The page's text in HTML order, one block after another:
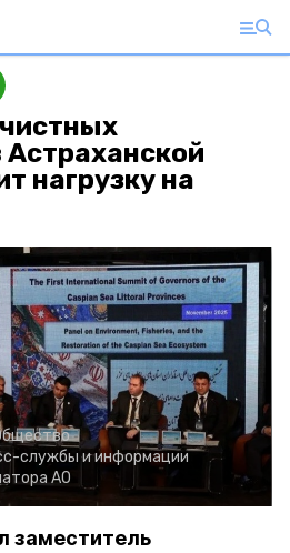
нагрузку на
службы и информации
АО
заместитель